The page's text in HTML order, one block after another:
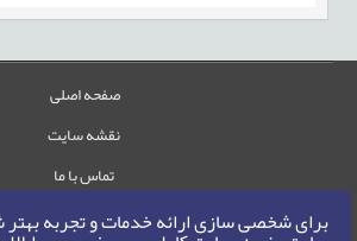
برای شخصی سازی ارائه خدمات و تجربه بهتر
صفحه اصلی
نقشه سایت
تماس با ما
حقوق این وب‌سایت متعلق به